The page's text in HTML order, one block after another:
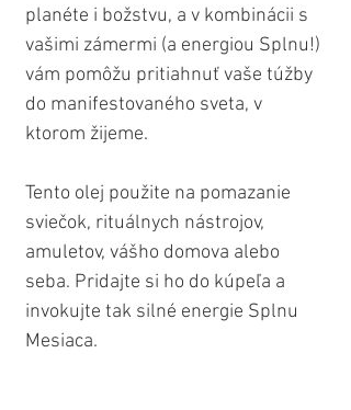
planéte i božstvu, a v kombinácii s
vašimi zámermi (a energiou Splnu!)
vám pomôžu pritiahnuť vaše túžby
do manifestovaného sveta, v
ktorom žijeme.
Tento olej použite na pomazanie
sviečok, rituálnych nástrojov,
amuletov, vášho domova alebo
seba. Pridajte si ho do kúpeľa a
invokujte tak silné energie Splnu
Mesiaca.